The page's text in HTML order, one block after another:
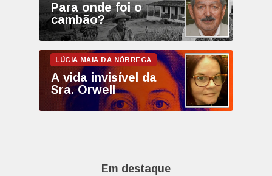
Para onde foi o
cambão?
A vida invisível da
Sra. Orwell
Em destaque